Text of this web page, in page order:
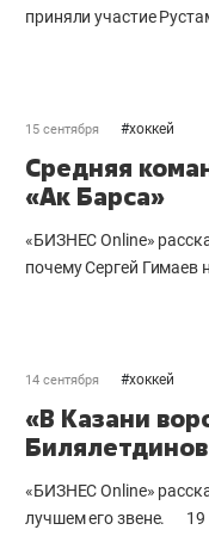
приняли участие
15 сентября #хоккей
Средняя
«Ак Барса»
«БИЗНЕС Online»
почему Сергей Гимаев
14 сентября #хоккей
«В Казани
«БИЗНЕС Online»
лучшем его звене.
19